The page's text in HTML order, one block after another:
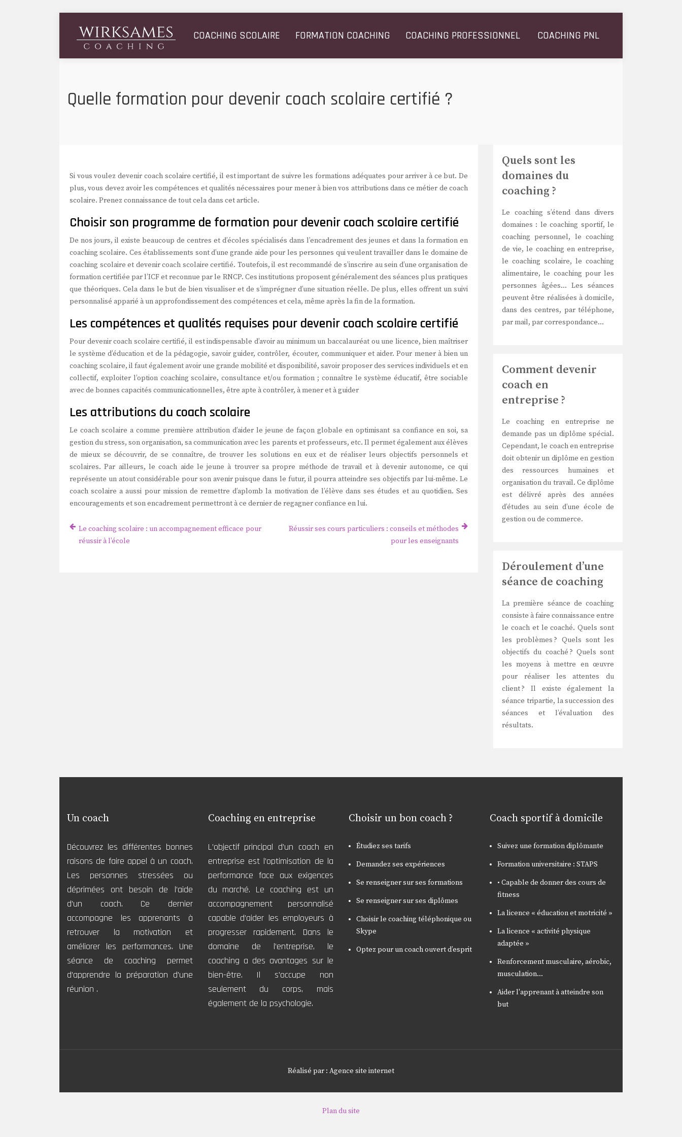
COACHING SCOLAIRE FORMATION COACHING COACHING PROFESSIONNEL COACHING PNL
Quelle formation pour devenir coach scolaire certifié ?
Si vous voulez devenir coach scolaire certifié, il est important de suivre les formations adéquates pour arriver à ce but. De
plus, vous devez avoir les compétences et qualités nécessaires pour mener à bien vos attributions dans ce métier de coach
scolaire. Prenez connaissance de tout cela dans cet article.
Choisir son programme de formation pour devenir coach scolaire certifié
De nos jours, il existe beaucoup de centres et d’écoles spécialisés dans l’encadrement des jeunes et dans la formation en
coaching scolaire. Ces établissements sont d’une grande aide pour les personnes qui veulent travailler dans le domaine de
coaching scolaire et devenir coach scolaire certifié. Toutefois, il est recommandé de s’inscrire au sein d’une organisation de
formation certifiée par l’ICF et reconnue par le RNCP. Ces institutions proposent généralement des séances plus pratiques
que théoriques. Cela dans le but de bien visualiser et de s’imprégner d’une situation réelle. De plus, elles offrent un suivi
personnalisé apparié à un approfondissement des compétences et cela, même après la fin de la formation.
Les compétences et qualités requises pour devenir coach scolaire certifié
Pour devenir coach scolaire certifié, il est indispensable d’avoir au minimum un baccalauréat ou une licence, bien maîtriser
le système d’éducation et de la pédagogie, savoir guider, contrôler, écouter, communiquer et aider. Pour mener à bien un
coaching scolaire, il faut également avoir une grande mobilité et disponibilité, savoir proposer des services individuels et en
collectif, exploiter l’option coaching scolaire, consultance et/ou formation ; connaître le système éducatif, être sociable
avec de bonnes capacités communicationnelles, être apte à contrôler, à mener et à guider
Les attributions du coach scolaire
Le coach scolaire a comme première attribution d’aider le jeune de façon globale en optimisant sa confiance en soi, sa
gestion du stress, son organisation, sa communication avec les parents et professeurs, etc. Il permet également aux élèves
de mieux se découvrir, de se connaître, de trouver les solutions en eux et de réaliser leurs objectifs personnels et
scolaires. Par ailleurs, le coach aide le jeune à trouver sa propre méthode de travail et à devenir autonome, ce qui
représente un atout considérable pour son avenir puisque dans le futur, il pourra atteindre ses objectifs par lui-même. Le
coach scolaire a aussi pour mission de remettre d’aplomb la motivation de l’élève dans ses études et au quotidien. Ses
encouragements et son encadrement permettront à ce dernier de regagner confiance en lui.
Le coaching scolaire : un accompagnement efficace pour
réussir à l’école
Réussir ses cours particuliers : conseils et méthodes
pour les enseignants
Quels sont les
domaines du
coaching ?
Le coaching s’étend dans divers
domaines : le coaching sportif, le
coaching personnel, le coaching
de vie, le coaching en entreprise,
le coaching scolaire, le coaching
alimentaire, le coaching pour les
personnes âgées… Les séances
peuvent être réalisées à domicile,
dans des centres, par téléphone,
par mail, par correspondance…
Comment devenir
coach en
entreprise ?
Le coaching en entreprise ne
demande pas un diplôme spécial.
Cependant, le coach en entreprise
doit obtenir un diplôme en gestion
des ressources humaines et
organisation du travail. Ce diplôme
est délivré après des années
d’études au sein d’une école de
gestion ou de commerce.
Déroulement d’une
séance de coaching
La première séance de coaching
consiste à faire connaissance entre
le coach et le coaché. Quels sont
les problèmes ? Quels sont les
objectifs du coaché ? Quels sont
les moyens à mettre en œuvre
pour réaliser les attentes du
client ? Il existe également la
séance tripartie, la succession des
séances et l’évaluation des
résultats.
Un coach
Découvrez les différentes bonnes
raisons de faire appel à un coach.
Les personnes stressées ou
déprimées ont besoin de l’aide
d’un coach. Ce dernier
accompagne les apprenants à
retrouver la motivation et
améliorer les performances. Une
séance de coaching permet
d’apprendre la préparation d’une
réunion .
Coaching en entreprise
L’objectif principal d’un coach en
entreprise est l’optimisation de la
performance face aux exigences
du marché. Le coaching est un
accompagnement personnalisé
capable d’aider les employeurs à
progresser rapidement. Dans le
domaine de l’entreprise, le
coaching a des avantages sur le
bien-être. Il s’occupe non
seulement du corps, mais
également de la psychologie.
Choisir un bon coach ?
Étudiez ses tarifs
Demandez ses expériences
Se renseigner sur ses formations
Se renseigner sur ses diplômes
Choisir le coaching téléphonique ou
Skype
Optez pour un coach ouvert d’esprit
Coach sportif à domicile
Suivez une formation diplômante
Formation universitaire : STAPS
• Capable de donner des cours de
fitness
La licence « éducation et motricité »
La licence « activité physique
adaptée »
Renforcement musculaire, aérobic,
musculation…
Aider l'apprenant à atteindre son
but
Réalisé par : Agence site internet
Plan du site